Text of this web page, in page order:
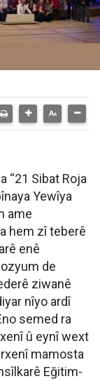
“21 Sibat Roja
Yewîya
ame
hem zî teberê
enê
de
ziwanê
nîyo ardî
semed ra
û eynî wext
mamosta
Eğitim-